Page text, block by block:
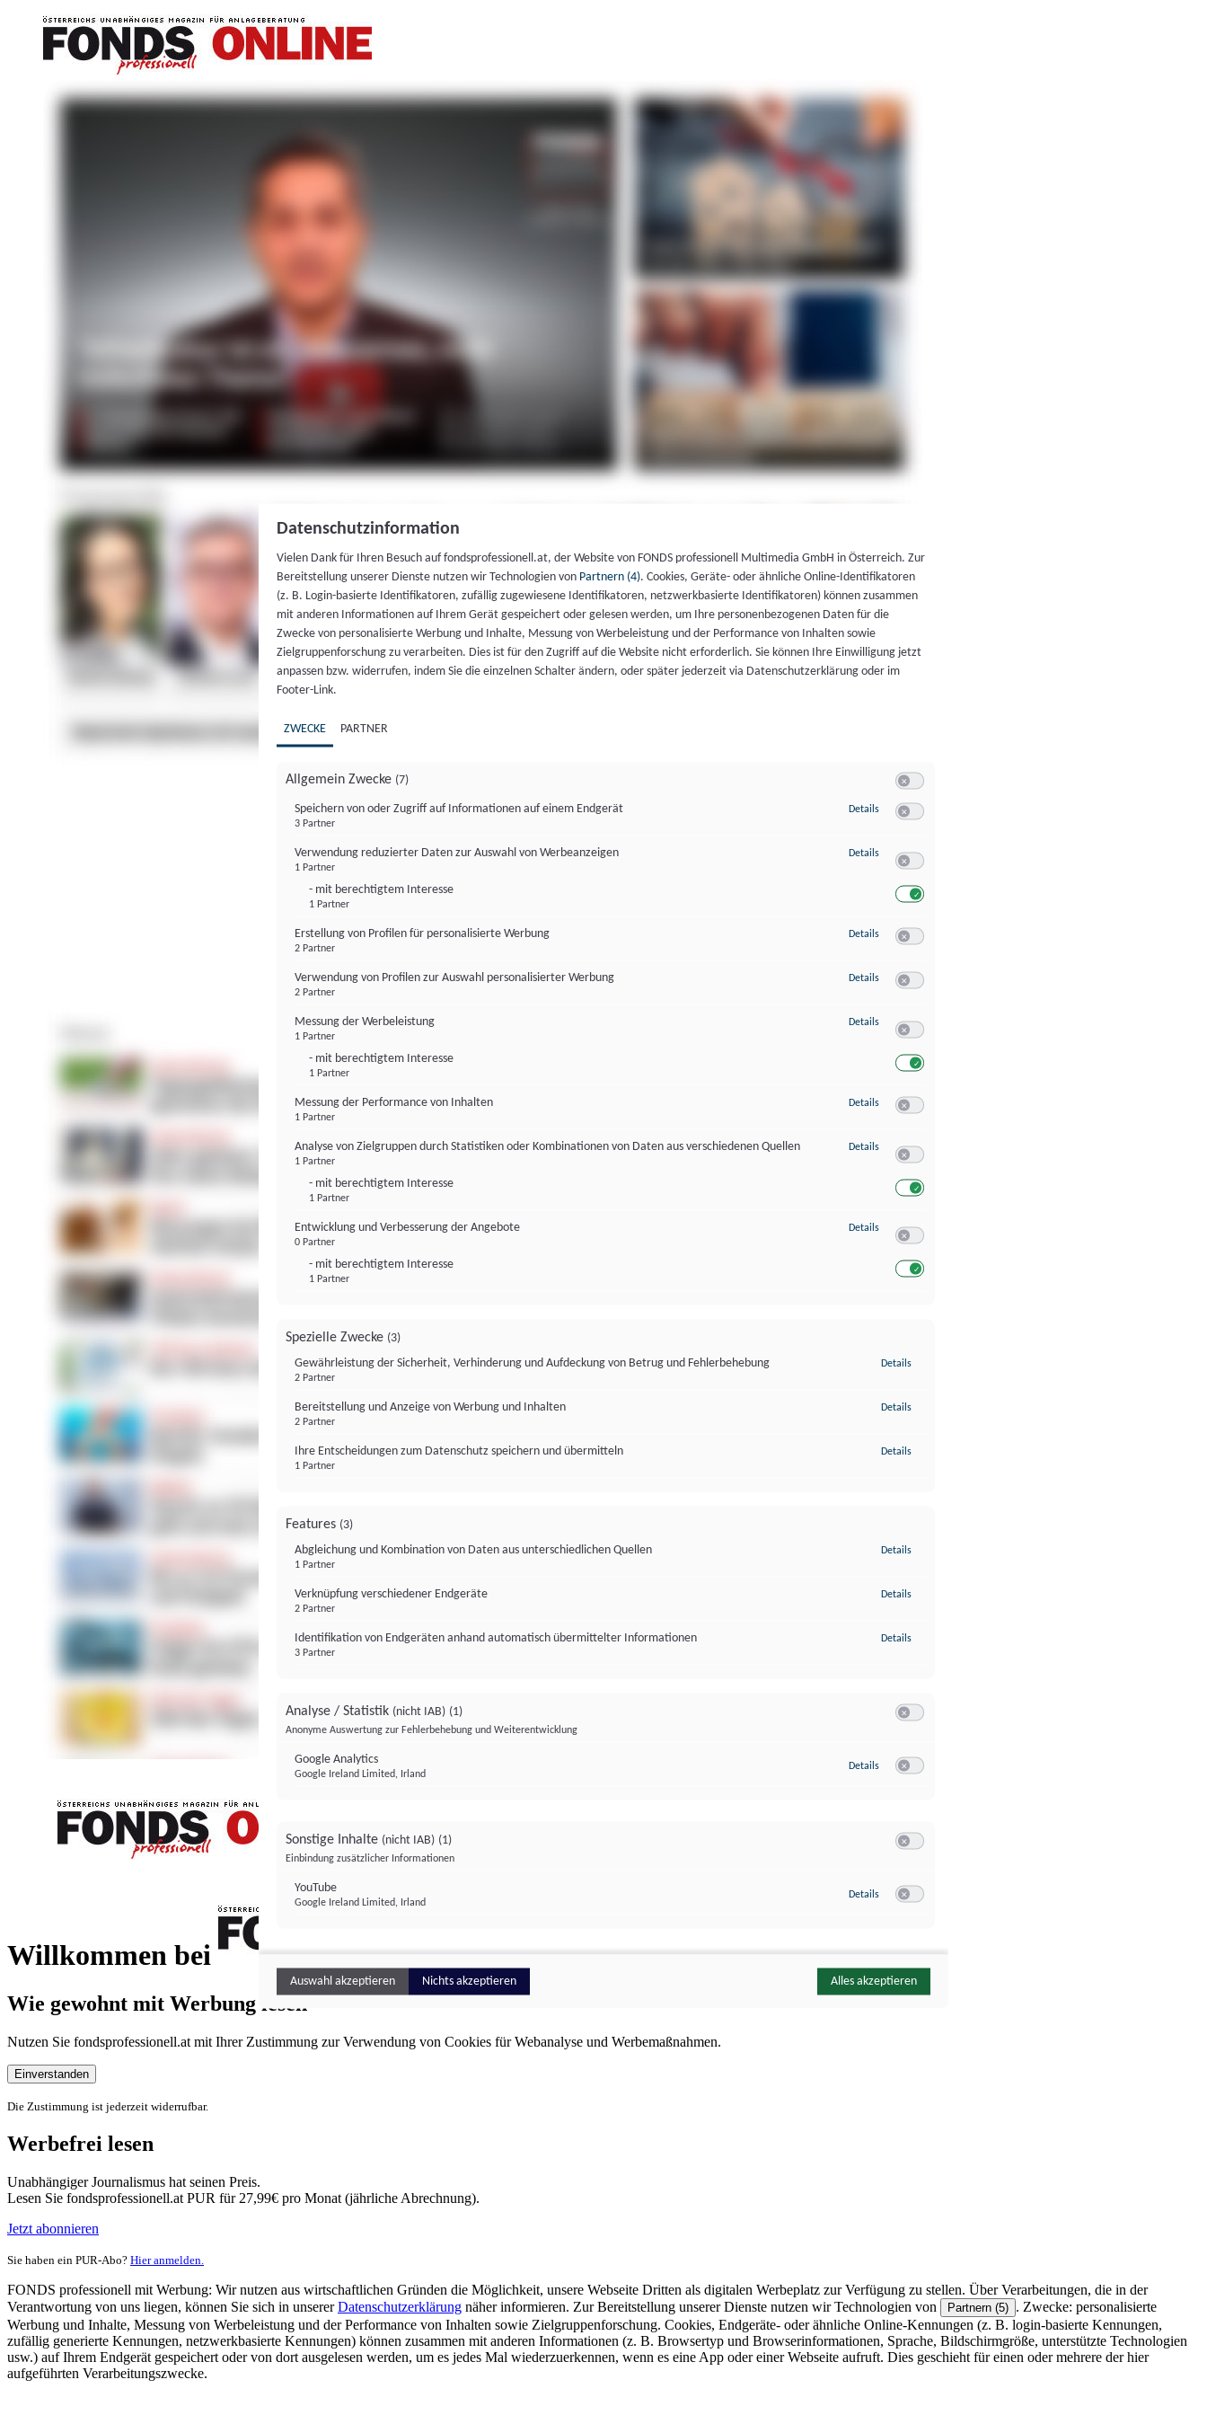
Willkommen bei
FONDS professionell
Wie gewohnt mit Werbung lesen
Nutzen Sie fondsprofessionell.at mit Ihrer Zustimmung zur Verwendung von Cookies für Webanalyse und Werbemaßnahmen.
Einverstanden
Die Zustimmung ist jederzeit widerrufbar.
Werbefrei lesen
Unabhängiger Journalismus hat seinen Preis.
Lesen Sie fondsprofessionell.at PUR für 27,99€ pro Monat (jährliche Abrechnung).
Jetzt abonnieren
Sie haben ein PUR-Abo? Hier anmelden.
FONDS professionell mit Werbung: Wir nutzen aus wirtschaftlichen Gründen die Möglichkeit, unsere Webseite Dritten als digitalen Werbeplatz zur Verfügung zu stellen. Über Verarbeitungen, die in der
Verantwortung von uns liegen, können Sie sich in unsererDatenschutzerklärung näher informieren. Zur Bereitstellung unserer Dienste nutzen wir Technologien von Partnern (5) . Zwecke: personalisierte
Werbung und Inhalte, Messung von Werbeleistung und der Performance von Inhalten sowie Zielgruppenforschung. Cookies, Endgeräte- oder ähnliche Online-Kennungen (z. B. login-basierte Kennungen,
zufällig generierte Kennungen, netzwerkbasierte Kennungen) können zusammen mit anderen Informationen (z. B. Browsertyp und Browserinformationen, Sprache, Bildschirmgröße, unterstützte Technologien
usw.) auf Ihrem Endgerät gespeichert oder von dort ausgelesen werden, um es jedes Mal wiederzuerkennen, wenn es eine App oder einer Webseite aufruft. Dies geschieht für einen oder mehrere der hier
aufgeführten Verarbeitungszwecke.
Datenschutzinformation
Vielen Dank für Ihren Besuch auf fondsprofessionell.at, der Website von FONDS professionell Multimedia GmbH in Österreich. Zur
Bereitstellung unserer Dienste nutzen wir Technologien von Partnern (4). Cookies, Geräte- oder ähnliche Online-Identifikatoren
(z. B. Login-basierte Identifikatoren, zufällig zugewiesene Identifikatoren, netzwerkbasierte Identifikatoren) können zusammen
mit anderen Informationen auf Ihrem Gerät gespeichert oder gelesen werden, um Ihre personenbezogenen Daten für die
Zwecke von personalisierte Werbung und Inhalte, Messung von Werbeleistung und der Performance von Inhalten sowie
Zielgruppenforschung zu verarbeiten. Dies ist für den Zugriff auf die Website nicht erforderlich. Sie können Ihre Einwilligung jetzt
anpassen bzw. widerrufen, indem Sie die einzelnen Schalter ändern, oder später jederzeit via Datenschutzerklärung oder im
Footer-Link.
ZWECKE PARTNER
Allgemein Zwecke (7)
Speichern von oder Zugriff auf Informationen auf einem Endgerät
3 Partner
Details zu Speichern von oder Zugriff auf Informationen auf einem Endgerät
Verwendung reduzierter Daten zur Auswahl von Werbeanzeigen
1 Partner
- mit berechtigtem Interesse
1 Partner
Details zu Verwendung reduzierter Daten zur Auswahl von Werbeanzeigen
Erstellung von Profilen für personalisierte Werbung
2 Partner
Details zu Erstellung von Profilen für personalisierte Werbung
Verwendung von Profilen zur Auswahl personalisierter Werbung
2 Partner
Details zu Verwendung von Profilen zur Auswahl personalisierter Werbung
Messung der Werbeleistung
1 Partner
- mit berechtigtem Interesse
1 Partner
Details zu Messung der Werbeleistung
Messung der Performance von Inhalten
1 Partner
Details zu Messung der Performance von Inhalten
Analyse von Zielgruppen durch Statistiken oder Kombinationen von Daten aus verschiedenen Quellen
1 Partner
- mit berechtigtem Interesse
1 Partner
Details zu Analyse von Zielgruppen durch Statistiken oder Kombinationen von
Entwicklung und Verbesserung der Angebote
0 Partner
- mit berechtigtem Interesse
1 Partner
Details zu Entwicklung und Verbesserung der Angebote
Spezielle Zwecke (3)
Gewährleistung der Sicherheit, Verhinderung und Aufdeckung von Betrug und Fehlerbehebung
2 Partner
Details
Bereitstellung und Anzeige von Werbung und Inhalten
2 Partner
Details
Ihre Entscheidungen zum Datenschutz speichern und übermitteln
1 Partner
Details
Features (3)
Abgleichung und Kombination von Daten aus unterschiedlichen Quellen
1 Partner
Details
Verknüpfung verschiedener Endgeräte
2 Partner
Details
Identifikation von Endgeräten anhand automatisch übermittelter Informationen
3 Partner
Details
Analyse / Statistik (nicht IAB) (1)
Anonyme Auswertung zur Fehlerbehebung und Weiterentwicklung
Google Analytics
Google Ireland Limited, Irland
Details zu Google Analytics
Sonstige Inhalte (nicht IAB) (1)
Einbindung zusätzlicher Informationen
YouTube
Google Ireland Limited, Irland
Details zu YouTube
Auswahl akzeptieren Nichts akzeptieren Alles akzeptieren